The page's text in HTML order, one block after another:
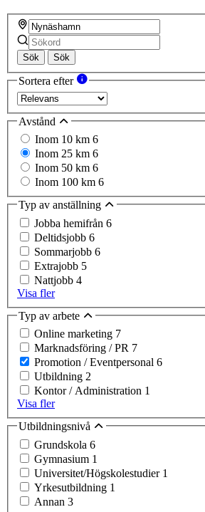
Sök Sök
Sortera efter
Avstånd
Inom 10 km 6
Inom 25 km 6
Inom 50 km 6
Inom 100 km 6
Typ av anställning
Jobba hemifrån 6
Deltidsjobb 6
Sommarjobb 6
Extrajobb 5
Nattjobb 4
Visa fler
Typ av arbete
Online marketing 7
Marknadsföring / PR 7
Promotion / Eventpersonal 6
Utbildning 2
Kontor / Administration 1
Visa fler
Utbildningsnivå
Grundskola 6
Gymnasium 1
Universitet/Högskolestudier 1
Yrkesutbildning 1
Annan 3